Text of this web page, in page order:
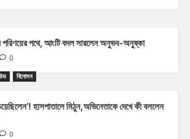
পরিণয়ের পথে, আংটি বদল সারলেন অনুভব-অনুষ্কা
0
বিনোদন
হাসপাতালে মিঠুন,অভিনেতাকে দেখে কী বললেন
0